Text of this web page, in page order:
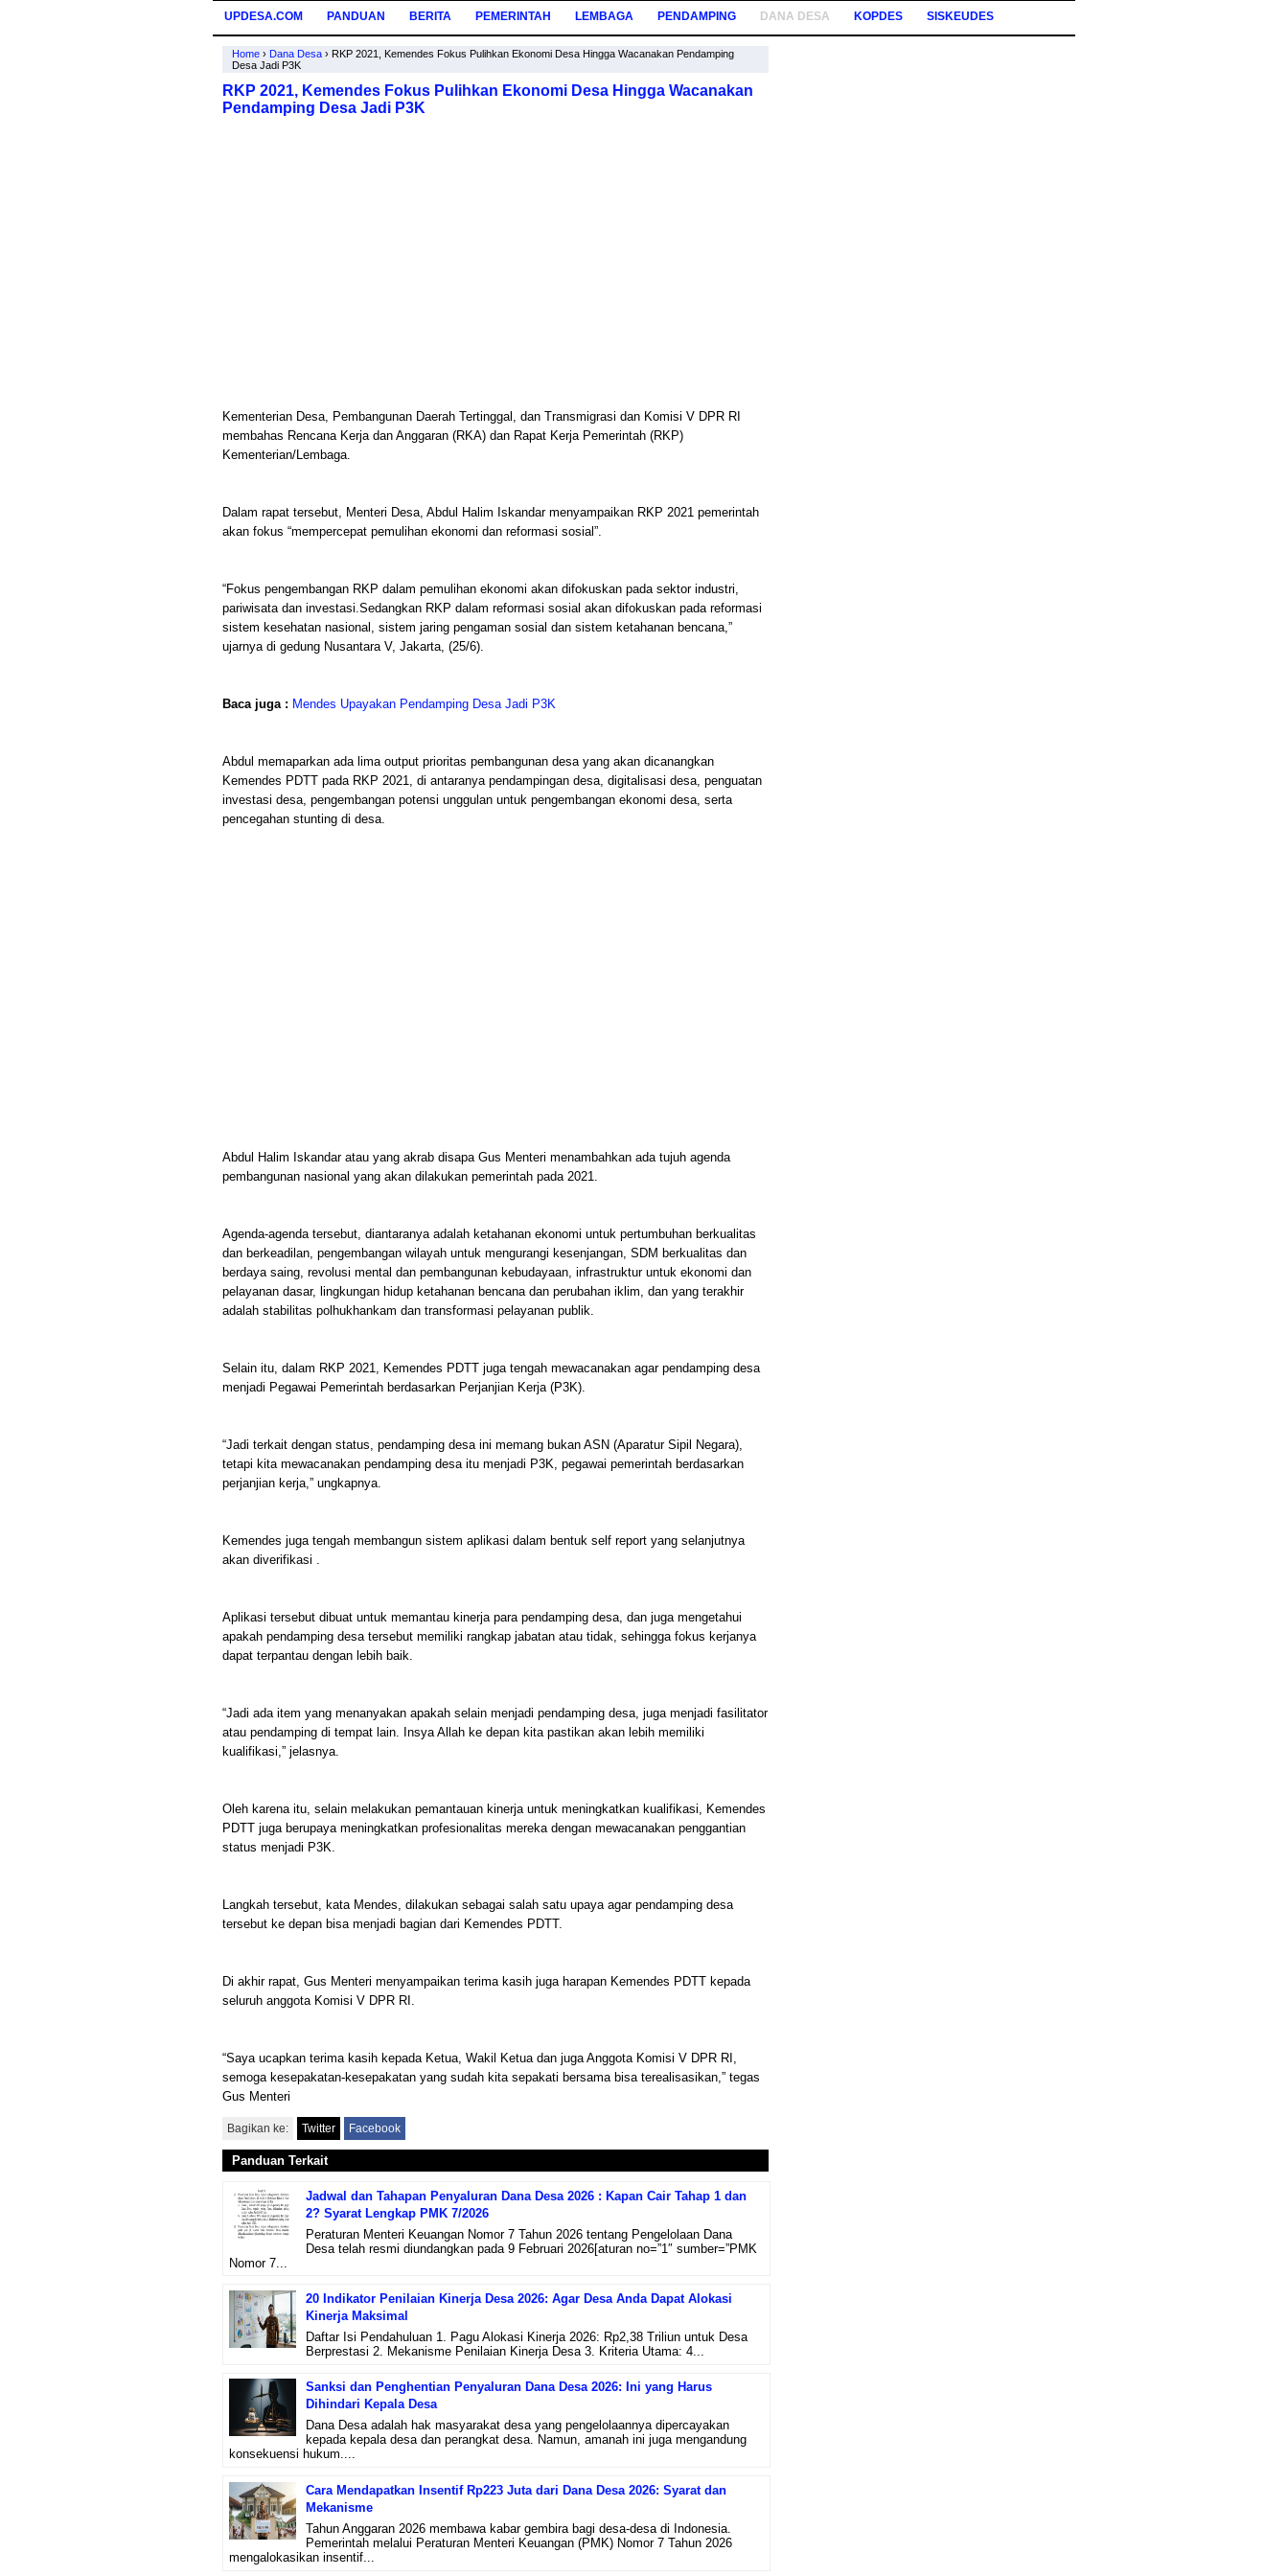
UPDESA.COM PANDUAN BERITA PEMERINTAH LEMBAGA PENDAMPING DANA DESA KOPDES SISKEUDES
Home › Dana Desa › RKP 2021, Kemendes Fokus Pulihkan Ekonomi Desa Hingga Wacanakan Pendamping
Desa Jadi P3K
RKP 2021, Kemendes Fokus Pulihkan Ekonomi Desa Hingga Wacanakan
Pendamping Desa Jadi P3K
Kementerian Desa, Pembangunan Daerah Tertinggal, dan Transmigrasi dan Komisi V DPR RI
membahas Rencana Kerja dan Anggaran (RKA) dan Rapat Kerja Pemerintah (RKP)
Kementerian/Lembaga.
Dalam rapat tersebut, Menteri Desa, Abdul Halim Iskandar menyampaikan RKP 2021 pemerintah
akan fokus “mempercepat pemulihan ekonomi dan reformasi sosial”.
“Fokus pengembangan RKP dalam pemulihan ekonomi akan difokuskan pada sektor industri,
pariwisata dan investasi.Sedangkan RKP dalam reformasi sosial akan difokuskan pada reformasi
sistem kesehatan nasional, sistem jaring pengaman sosial dan sistem ketahanan bencana,”
ujarnya di gedung Nusantara V, Jakarta, (25/6).
Baca juga : Mendes Upayakan Pendamping Desa Jadi P3K
Abdul memaparkan ada lima output prioritas pembangunan desa yang akan dicanangkan
Kemendes PDTT pada RKP 2021, di antaranya pendampingan desa, digitalisasi desa, penguatan
investasi desa, pengembangan potensi unggulan untuk pengembangan ekonomi desa, serta
pencegahan stunting di desa.
Abdul Halim Iskandar atau yang akrab disapa Gus Menteri menambahkan ada tujuh agenda
pembangunan nasional yang akan dilakukan pemerintah pada 2021.
Agenda-agenda tersebut, diantaranya adalah ketahanan ekonomi untuk pertumbuhan berkualitas
dan berkeadilan, pengembangan wilayah untuk mengurangi kesenjangan, SDM berkualitas dan
berdaya saing, revolusi mental dan pembangunan kebudayaan, infrastruktur untuk ekonomi dan
pelayanan dasar, lingkungan hidup ketahanan bencana dan perubahan iklim, dan yang terakhir
adalah stabilitas polhukhankam dan transformasi pelayanan publik.
Selain itu, dalam RKP 2021, Kemendes PDTT juga tengah mewacanakan agar pendamping desa
menjadi Pegawai Pemerintah berdasarkan Perjanjian Kerja (P3K).
“Jadi terkait dengan status, pendamping desa ini memang bukan ASN (Aparatur Sipil Negara),
tetapi kita mewacanakan pendamping desa itu menjadi P3K, pegawai pemerintah berdasarkan
perjanjian kerja,” ungkapnya.
Kemendes juga tengah membangun sistem aplikasi dalam bentuk self report yang selanjutnya
akan diverifikasi .
Aplikasi tersebut dibuat untuk memantau kinerja para pendamping desa, dan juga mengetahui
apakah pendamping desa tersebut memiliki rangkap jabatan atau tidak, sehingga fokus kerjanya
dapat terpantau dengan lebih baik.
“Jadi ada item yang menanyakan apakah selain menjadi pendamping desa, juga menjadi fasilitator
atau pendamping di tempat lain. Insya Allah ke depan kita pastikan akan lebih memiliki
kualifikasi,” jelasnya.
Oleh karena itu, selain melakukan pemantauan kinerja untuk meningkatkan kualifikasi, Kemendes
PDTT juga berupaya meningkatkan profesionalitas mereka dengan mewacanakan penggantian
status menjadi P3K.
Langkah tersebut, kata Mendes, dilakukan sebagai salah satu upaya agar pendamping desa
tersebut ke depan bisa menjadi bagian dari Kemendes PDTT.
Di akhir rapat, Gus Menteri menyampaikan terima kasih juga harapan Kemendes PDTT kepada
seluruh anggota Komisi V DPR RI.
“Saya ucapkan terima kasih kepada Ketua, Wakil Ketua dan juga Anggota Komisi V DPR RI,
semoga kesepakatan-kesepakatan yang sudah kita sepakati bersama bisa terealisasikan,” tegas
Gus Menteri
Bagikan ke: Twitter Facebook
Panduan Terkait
Jadwal dan Tahapan Penyaluran Dana Desa 2026 : Kapan Cair Tahap 1 dan
2? Syarat Lengkap PMK 7/2026
Peraturan Menteri Keuangan Nomor 7 Tahun 2026 tentang Pengelolaan Dana
Desa telah resmi diundangkan pada 9 Februari 2026[aturan no=”1″ sumber=”PMK
Nomor 7...
20 Indikator Penilaian Kinerja Desa 2026: Agar Desa Anda Dapat Alokasi
Kinerja Maksimal
Daftar Isi Pendahuluan 1. Pagu Alokasi Kinerja 2026: Rp2,38 Triliun untuk Desa
Berprestasi 2. Mekanisme Penilaian Kinerja Desa 3. Kriteria Utama: 4...
Sanksi dan Penghentian Penyaluran Dana Desa 2026: Ini yang Harus
Dihindari Kepala Desa
Dana Desa adalah hak masyarakat desa yang pengelolaannya dipercayakan
kepada kepala desa dan perangkat desa. Namun, amanah ini juga mengandung
konsekuensi hukum....
Cara Mendapatkan Insentif Rp223 Juta dari Dana Desa 2026: Syarat dan
Mekanisme
Tahun Anggaran 2026 membawa kabar gembira bagi desa-desa di Indonesia.
Pemerintah melalui Peraturan Menteri Keuangan (PMK) Nomor 7 Tahun 2026
mengalokasikan insentif...